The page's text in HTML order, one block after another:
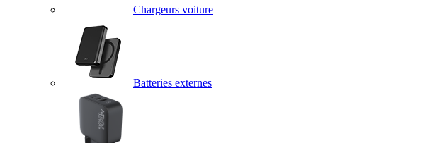
Chargeurs voiture
Batteries externes